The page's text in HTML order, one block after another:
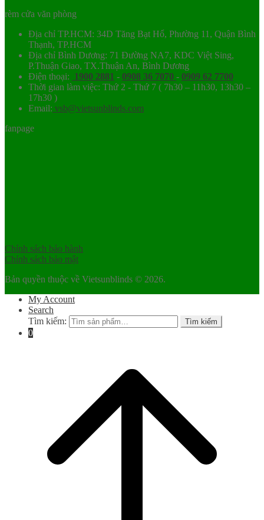
rèm cửa văn phòng
Địa chỉ TP.HCM: 34D Tăng Bạt Hổ, Phường 11, Quận Bình
Thạnh, TP.HCM
Địa chỉ Bình Dương: 71 Đường NA7, KDC Việt Sing,
P.Thuận Giao, TX.Thuận An, Bình Dương
Điện thoại: 1900 2881 - 0908 36 7070 - 0909 62 7700
Thời gian làm việc: Thứ 2 - Thứ 7 ( 7h30 – 11h30, 13h30 –
17h30 )
Email: vsb@vietsunblinds.com
fanpage
Chính sách bảo hành
Chính sách bảo mật
Bản quyền thuộc về Vietsunblinds © 2026.
My Account
Search
Tìm kiếm:
Tìm kiếm
0